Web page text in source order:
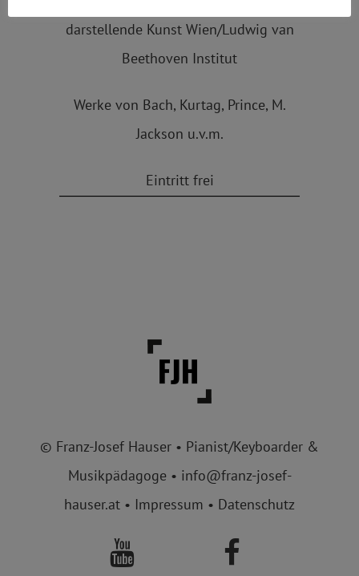
darstellende Kunst Wien/Ludwig van
Beethoven Institut
Werke von Bach, Kurtag, Prince, M.
Jackson u.v.m.
Eintritt frei
© Franz-Josef Hauser • Pianist/Keyboarder &
Musikpädagoge • info@franz-josef-
hauser.at • Impressum • Datenschutz